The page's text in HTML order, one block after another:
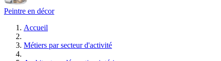
Peintre en décor
Accueil
Métiers par secteur d'activité